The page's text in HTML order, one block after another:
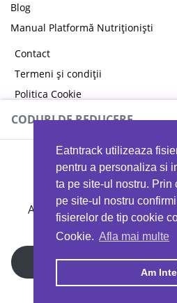
Eatntrack utilizeaza
pentru a personaliza si
ta pe site-ul nostru.
pe site-ul nostru
fisierelor de tip cookie
Cookie. Afla mai multe
Am
Blog
Manual Platformă Nutriționiști
Contact
Termeni și condiții
Politica Cookie
Politica de confidențialitate
Copyright © 2026 EAT & TRACK
CODURI DE REDUCERE
Ai 40%reducere la orice
Profită